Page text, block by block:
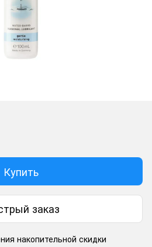
Купить
заказ
накопительной скидки